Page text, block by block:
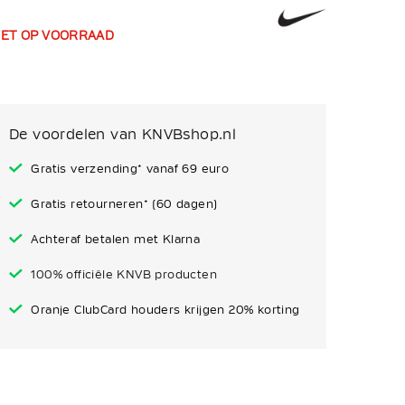
OP VOORRAAD
De voordelen van KNVBshop.nl
Gratis verzending* vanaf 69 euro
Gratis retourneren* (60 dagen)
Achteraf betalen met Klarna
100% officiële KNVB producten
Oranje ClubCard houders krijgen 20% korting